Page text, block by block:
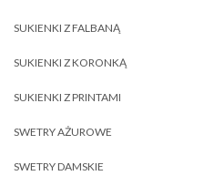
SUKIENKI Z FALBANĄ
SUKIENKI Z KORONKĄ
SUKIENKI Z PRINTAMI
SWETRY AŻUROWE
SWETRY DAMSKIE